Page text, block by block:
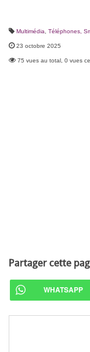
Multimédia Téléphones,
23 octobre 2025
75 vues au total, 0 vues
Partager cette
WHATSAPP